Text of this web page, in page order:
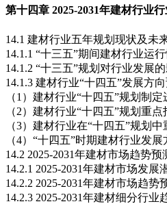
第十四章 2025-2031年建材行业
14.1 建材行业五年规划现状及未
14.1.1 “十三五”期间建材行业运
14.1.2 “十三五”规划对行业发展
14.1.3 建材行业“十四五”发展方向
（1）建材行业“十四五”规划制定
（2）建材行业“十四五”规划重点
（3）建材行业在“十四五”规划
（4）“十四五”时期建材行业发
14.2 2025-2031年建材市场趋势预
14.2.1 2025-2031年建材市场发展
14.2.2 2025-2031年建材市场趋势
14.2.3 2025-2031年建材细分行业